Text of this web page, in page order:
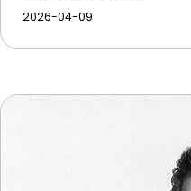
2026-04-09